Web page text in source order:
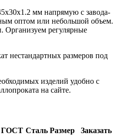
мм напрямую с завода-
оптом или небольшой объем.
регулярные
нестандартных размеров под
изделий удобно с
на сайте.
ГОСТ Сталь Размер
Заказать